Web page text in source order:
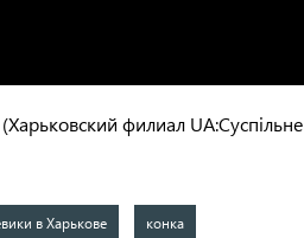
филиал UA:Суспільне
в Харькове конка